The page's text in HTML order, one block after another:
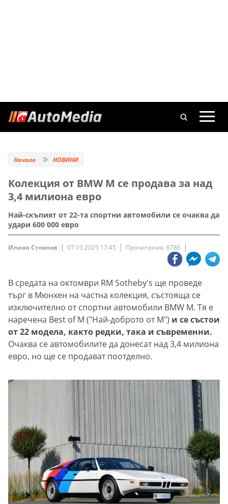
Начало НОВИНИ
Колекция от BMW M се продава за над
3,4 милиона евро
Най-скъпият от 22-та спортни автомобили се очаква да
удари 600 000 евро
Илиян Стоянов 07.10.2025 17:45 Прочитания: 6786
В средата на октомври RM Sotheby's ще проведе
търг в Мюнхен на частна колекция, състояща се
изключително от спортни автомобили BMW M. Тя е
наречена Best of M ("Най-доброто от M") и се състои
от 22 модела, както редки, така и съвременни.
Очаква се автомобилите да донесат над 3,4 милиона
евро, но ще се продават поотделно.